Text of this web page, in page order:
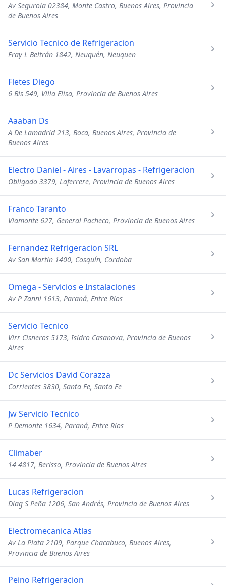
Av Segurola 02384, Monte Castro, Buenos Aires, Provincia
de Buenos Aires
Servicio Tecnico de Refrigeracion
Fray L Beltrán 1842, Neuquén, Neuquen
Fletes Diego
6 Bis 549, Villa Elisa, Provincia de Buenos Aires
Aaaban Ds
A De Lamadrid 213, Boca, Buenos Aires, Provincia de
Buenos Aires
Electro Daniel - Aires - Lavarropas - Refrigeracion
Obligado 3379, Laferrere, Provincia de Buenos Aires
Franco Taranto
Viamonte 627, General Pacheco, Provincia de Buenos Aires
Fernandez Refrigeracion SRL
Av San Martin 1400, Cosquín, Cordoba
Omega - Servicios e Instalaciones
Av P Zanni 1613, Paraná, Entre Rios
Servicio Tecnico
Virr Cisneros 5173, Isidro Casanova, Provincia de Buenos
Aires
Dc Servicios David Corazza
Corrientes 3830, Santa Fe, Santa Fe
Jw Servicio Tecnico
P Demonte 1634, Paraná, Entre Rios
Climaber
14 4817, Berisso, Provincia de Buenos Aires
Lucas Refrigeracion
Diag S Peña 1206, San Andrés, Provincia de Buenos Aires
Electromecanica Atlas
Av La Plata 2109, Parque Chacabuco, Buenos Aires,
Provincia de Buenos Aires
Peino Refrigeracion